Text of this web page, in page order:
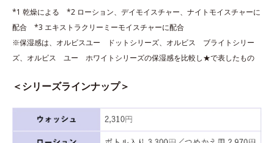
*1 乾燥による *2 ローション、デイモイスチャー、ナイトモイスチャーに
配合 *3 エキストラクリーミーモイスチャーに配合
※保湿感は、オルビスユー ドットシリーズ、オルビス ブライトシリー
ズ、オルビス ユー ホワイトシリーズの保湿感を比較し★で表したもの
＜シリーズラインナップ＞